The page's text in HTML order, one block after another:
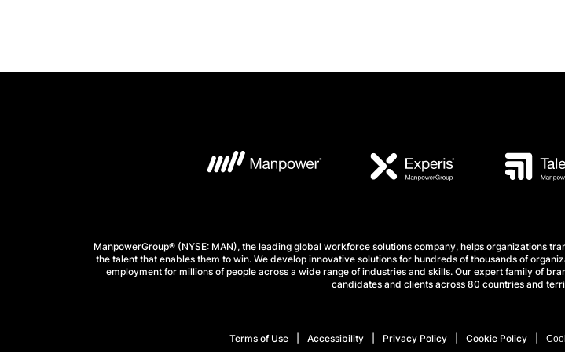
ManpowerGroup® (NYSE: MAN), the leading global workforce solutions company, helps organizations
the talent that enables them to win. We develop innovative solutions for hundreds of thousands of
employment for millions of people across a wide range of industries and skills. Our expert family of
candidates and clients across 80 countries and
Terms of Use Accessibility Privacy Policy Cookie Policy